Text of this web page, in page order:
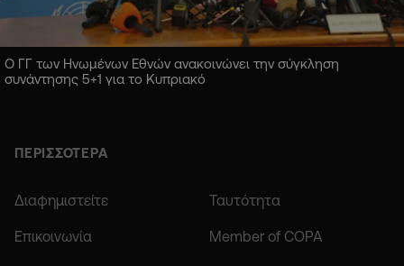
Ο ΓΓ των Ηνωμένων Εθνών ανακοινώνει την σύγκληση
συνάντησης 5+1 για το Κυπριακό
ΠΕΡΙΣΣΟΤΕΡΑ
Διαφημιστείτε Ταυτότητα
Επικοινωνία Member of COPA